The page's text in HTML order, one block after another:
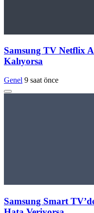
Samsung TV Netflix
Kalıyorsa
Genel 9 saat önce
Samsung Smart